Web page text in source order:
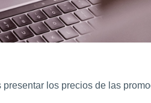
los precios de las